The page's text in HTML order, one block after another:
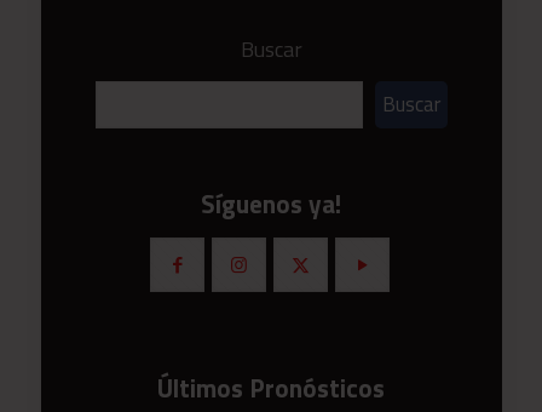
Buscar
Buscar
Síguenos ya!
Últimos Pronósticos